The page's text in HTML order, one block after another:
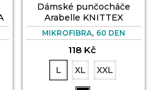
Dámské punčocháče
Arabelle KNITTEX
MIKROFIBRA, 60 DEN
118 Kč
L XL XXL